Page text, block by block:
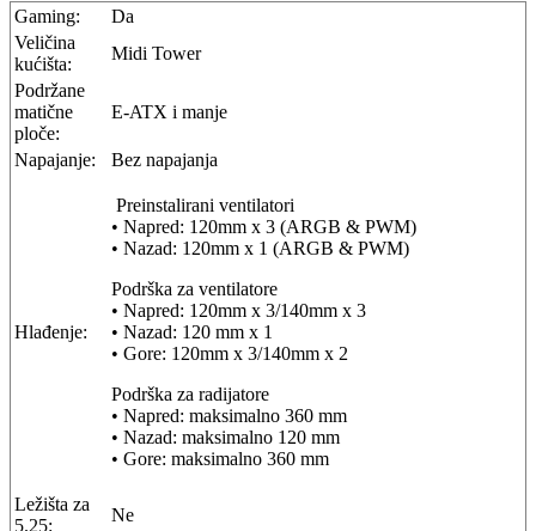
Gaming:
Da
Veličina
kućišta:
Midi Tower
Podržane
matične
ploče:
E-ATX i manje
Napajanje: Bez napajanja
Hlađenje:
Preinstalirani ventilatori
• Napred: 120mm x 3 (ARGB & PWM)
• Nazad: 120mm x 1 (ARGB & PWM)
Podrška za ventilatore
• Napred: 120mm x 3/140mm x 3
• Nazad: 120 mm x 1
• Gore: 120mm x 3/140mm x 2
Podrška za radijatore
• Napred: maksimalno 360 mm
• Nazad: maksimalno 120 mm
• Gore: maksimalno 360 mm
Ležišta za
5.25:
Ne